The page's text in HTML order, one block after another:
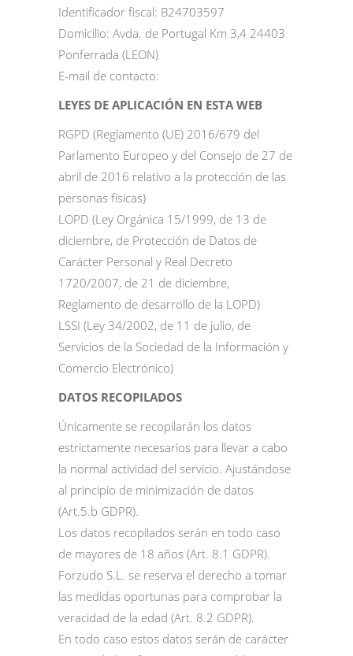
Identificador fiscal: B24703597
Domicilio: Avda. de Portugal Km 3,4 24403
Ponferrada (LEON)
E-mail de contacto:
LEYES DE APLICACIÓN EN ESTA WEB
RGPD (Reglamento (UE) 2016/679 del
Parlamento Europeo y del Consejo de 27 de
abril de 2016 relativo a la protección de las
personas físicas)
LOPD (Ley Orgánica 15/1999, de 13 de
diciembre, de Protección de Datos de
Carácter Personal y Real Decreto
1720/2007, de 21 de diciembre,
Reglamento de desarrollo de la LOPD)
LSSI (Ley 34/2002, de 11 de julio, de
Servicios de la Sociedad de la Información y
Comercio Electrónico)
DATOS RECOPILADOS
Únicamente se recopilarán los datos
estrictamente necesarios para llevar a cabo
la normal actividad del servicio. Ajustándose
al principio de minimización de datos
(Art.5.b GDPR).
Los datos recopilados serán en todo caso
de mayores de 18 años (Art. 8.1 GDPR).
Forzudo S.L. se reserva el derecho a tomar
las medidas oportunas para comprobar la
veracidad de la edad (Art. 8.2 GDPR).
En todo caso estos datos serán de carácter